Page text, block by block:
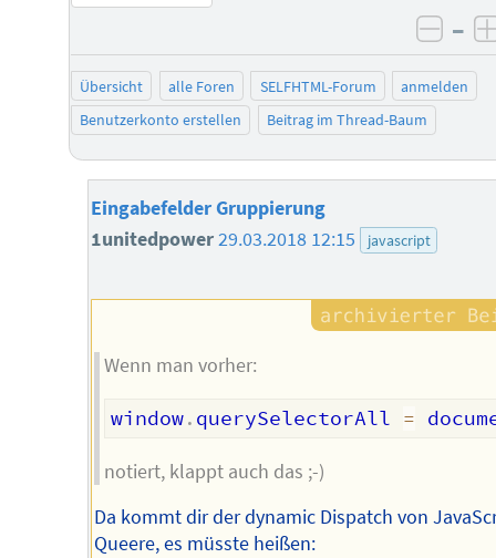
–
Übersicht alle Foren SELFHTML-Forum
anmelden
Benutzerkonto erstellen
Beitrag im Thread-Baum
Eingabefelder Gruppierung
1unitedpower29.03.2018 12:15 javascript
Wenn man vorher:
window. querySelectorAll =
notiert, klappt auch das ;-)
Da kommt dir der dynamic Dispatch von
Queere, es müsste heißen: